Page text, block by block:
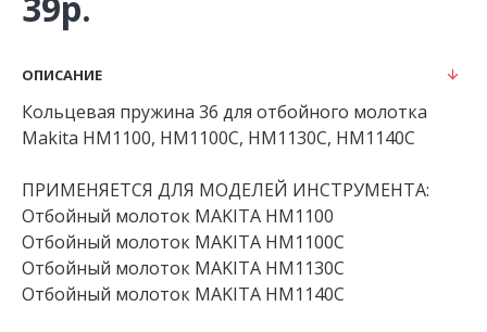
ОПИСАНИЕ
Кольцевая пружина 36 для отбойного молотка
Makita HM1100, HM1100C, HM1130C, HM1140C
ПРИМЕНЯЕТСЯ ДЛЯ МОДЕЛЕЙ ИНСТРУМЕНТА:
Отбойный молоток MAKITA HM1100
Отбойный молоток MAKITA HM1100C
Отбойный молоток MAKITA HM1130C
Отбойный молоток MAKITA HM1140C